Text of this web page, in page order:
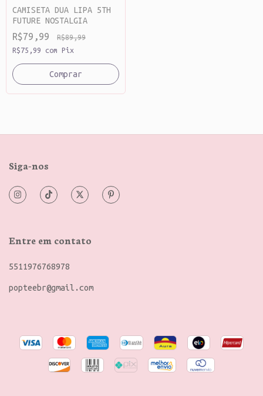
CAMISETA DUA LIPA 5TH
FUTURE NOSTALGIA
R$79,99
R$89,99
R$75,99 com Pix
Comprar
Siga-nos
Entre em contato
5511976768978
popteebr@gmail.com